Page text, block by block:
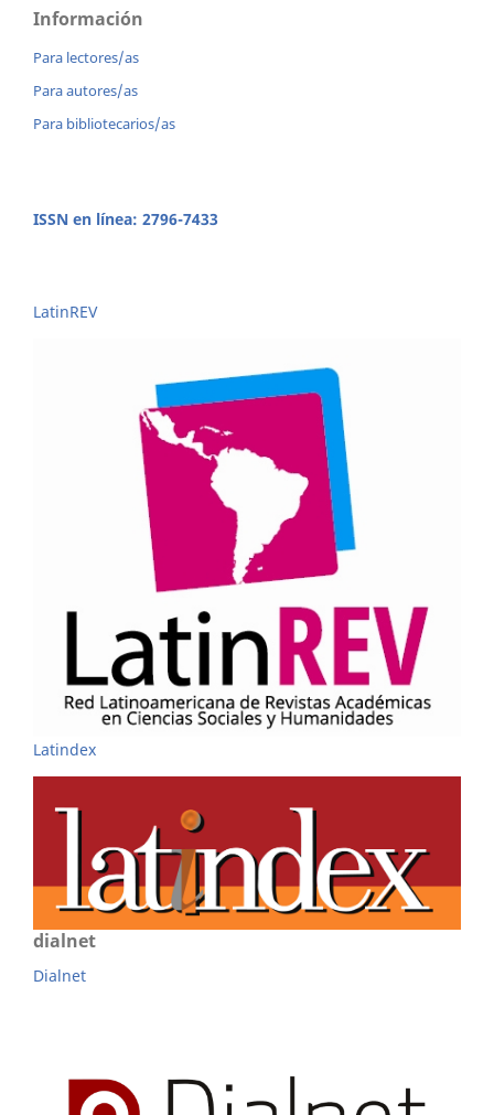
Información
Para lectores/as
Para autores/as
Para bibliotecarios/as
ISSN en línea: 2796-7433
LatinREV
Latindex
dialnet
Dialnet